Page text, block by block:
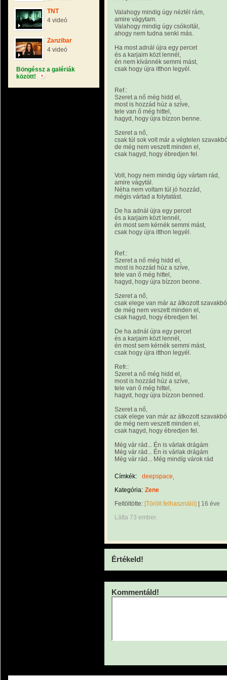
TNT
4 videó
Zanzibar
4 videó
Böngéssz a galériák
között!
Valahogy mindig úgy néztél rám,
amire vágytam.
Valahogy mindig úgy csókoltál,
ahogy nem tudna senki más.
Ha most adnál újra egy percet
és a karjaim közt lennél,
én nem kívánnék semmi mást,
csak hogy újra itthon legyél.
Ref.:
Szeret a nő még hidd el,
most is hozzád húz a szíve,
tele van ő még hittel,
hagyd, hogy újra bízzon benne.
Szeret a nő,
csak túl sok volt már a végtelen
de még nem veszett minden el,
csak hagyd, hogy ébredjen fel.
Volt, hogy nem mindig úgy vártam rád,
amire vágytál.
Néha nem voltam túl jó hozzád,
mégis vártad a folytatást.
De ha adnál újra egy percet
és a karjaim közt lennél,
én most sem kérnék semmi mást,
csak hogy újra itthon legyél.
Ref.:
Szeret a nő még hidd el,
most is hozzád húz a szíve,
tele van ő még hittel,
hagyd, hogy újra bízzon benne.
Szeret a nő,
csak elege van már az átkozott
de még nem veszett minden el,
csak hagyd, hogy ébredjen fel.
De ha adnál újra egy percet
és a karjaim közt lennél,
én most sem kérnék semmi mást,
csak hogy újra itthon legyél.
Refr.:
Szeret a nő még hidd el,
most is hozzád húz a szíve,
tele van ő még hittel,
hagyd, hogy újra bízzon benned.
Szeret a nő,
csak elege van már az átkozott
de még nem veszett minden el,
csak hagyd, hogy ébredjen fel.
Még vár rád... Én is várlak drágám
Még vár rád... Én is várlak drágám
Még vár rád... Még mindíg várok rád
Címkék:
deepspace
Kategória: Zene
Feltöltötte: [Törölt felhasználó]
16 éve
Látta 73 ember.
Értékeld!
Kommentáld!